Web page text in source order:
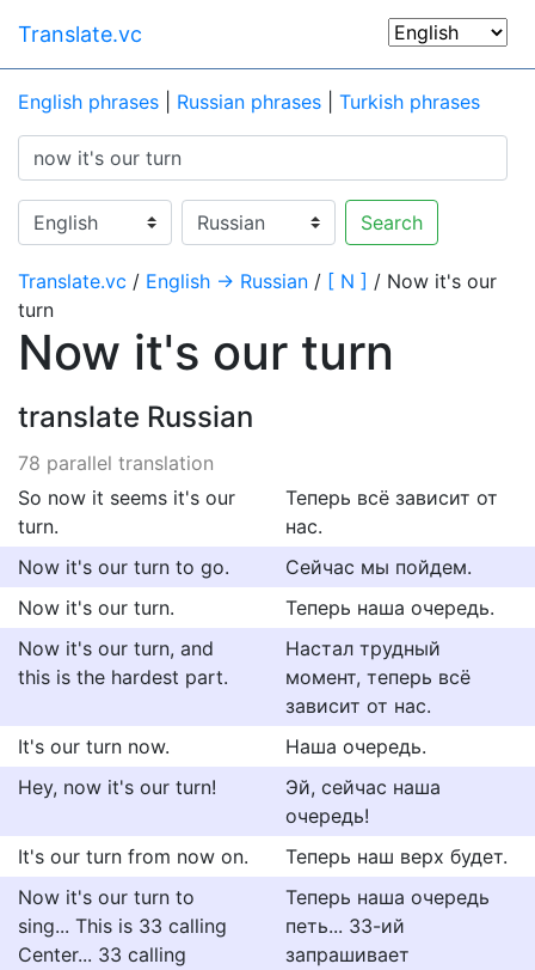
Translate.vc
English phrases Russian phrases Turkish phrases
Search
Translate.vc / English → Russian / [ N ] / Now it's our
turn
Now it's our turn
translate Russian
78 parallel translation
So now it seems it's our
turn.
Теперь всё зависит от
нас.
Now it's our turn to go.
Сейчас мы пойдем.
Now it's our turn.
Теперь наша очередь.
Now it's our turn, and
this is the hardest part.
Настал трудный
момент, теперь всё
зависит от нас.
It's our turn now.
Наша очередь.
Hey, now it's our turn!
Эй, сейчас наша
очередь!
It's our turn from now on.
Теперь наш верх будет.
Now it's our turn to
sing... This is 33 calling
Center... 33 calling
Теперь наша очередь
петь... 33-ий
запрашивает